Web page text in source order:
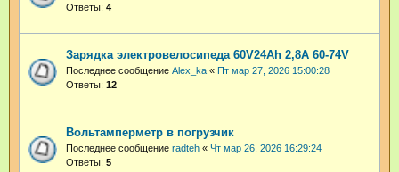
Ответы: 4
Зарядка электровелосипеда 60V24Ah 2,8A 60-74V
Последнее сообщение Alex_ka « Пт мар 27, 2026 15:00:28
Ответы: 12
Вольтамперметр в погрузчик
Последнее сообщение radteh « Чт мар 26, 2026 16:29:24
Ответы: 5